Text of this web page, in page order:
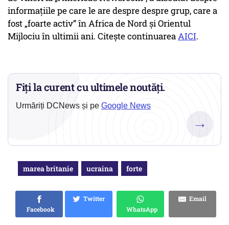
informațiile pe care le are despre despre grup, care a
fost „foarte activ” în Africa de Nord și Orientul
Mijlociu în ultimii ani. Citește continuareaAICI.
Fiți la curent cu ultimele noutăți.
Urmăriți DCNews și pe Google News
→
marea britanie ucraina forte
Facebook
Twitter
WhatsApp
Email